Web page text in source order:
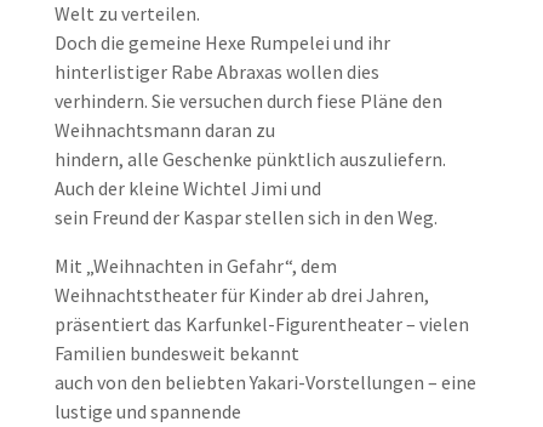
Welt zu verteilen.
Doch die gemeine Hexe Rumpelei und ihr
hinterlistiger Rabe Abraxas wollen dies
verhindern. Sie versuchen durch fiese Pläne den
Weihnachtsmann daran zu
hindern, alle Geschenke pünktlich auszuliefern.
Auch der kleine Wichtel Jimi und
sein Freund der Kaspar stellen sich in den Weg.
Mit „Weihnachten in Gefahr“, dem
Weihnachtstheater für Kinder ab drei Jahren,
präsentiert das Karfunkel-Figurentheater – vielen
Familien bundesweit bekannt
auch von den beliebten Yakari-Vorstellungen – eine
lustige und spannende